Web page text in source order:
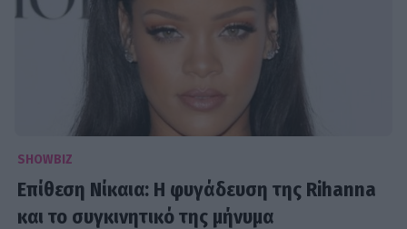
SHOWBIZ
Επίθεση Νίκαια: Η φυγάδευση της Rihanna
και το συγκινητικό της μήνυμα